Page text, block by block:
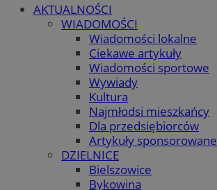
AKTUALNOŚCI
WIADOMOŚCI
Wiadomości lokalne
Ciekawe artykuły
Wiadomości sportowe
Wywiady
Kultura
Najmłodsi mieszkańcy
Dla przedsiębiorców
Artykuły sponsorowane
DZIELNICE
Bielszowice
Bykowina